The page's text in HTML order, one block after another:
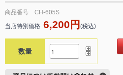
商品番号 CH-605S
当店特別価格 6,200円 (税込)
数量